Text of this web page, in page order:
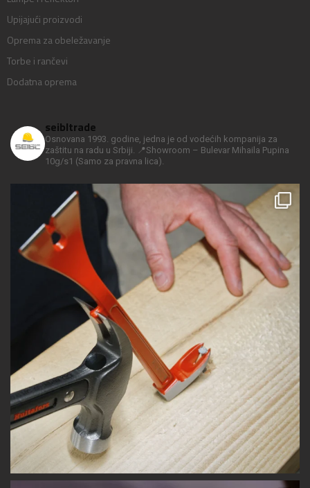
Upijajući proizvodi
Oprema za obeležavanje
Torbe i rančevi
Dodatna oprema
seibltrade
Osnovana 1993. godine, jedna je od vodećih kompanija za
zaštitu na radu u Srbiji.
📍Showroom – Bulevar Mihaila Pupina
10g/s1 (Samo za pravna lica).